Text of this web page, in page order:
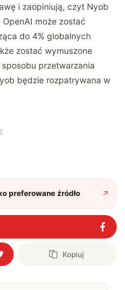
i zaopiniują, czyt Nyob
może zostać
do 4% globalnych
zostać wymuszone
przetwarzania
będzie rozpatrywana w
preferowane źródło
Kopiuj